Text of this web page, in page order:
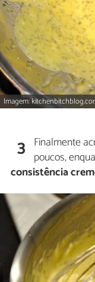
Imagem:
3 Finalmente
poucos,
consistência